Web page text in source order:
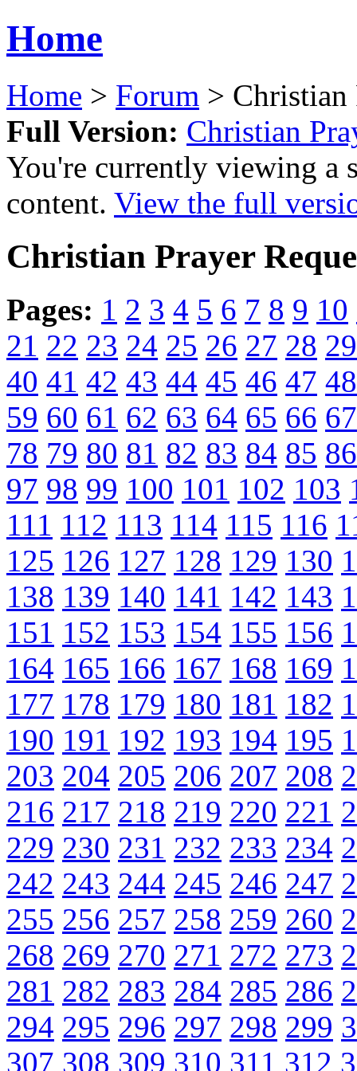
Home
Home > Forum > Christian
Full Version: Christian
You're currently viewing a
content. View the full
Christian Prayer
Pages: 1 2 3 4 5 6 7 8 9 10
21 22 23 24 25 26 27 28 29
40 41 42 43 44 45 46 47 48
59 60 61 62 63 64 65 66 67
78 79 80 81 82 83 84 85 86
97 98 99 100 101 102 103
111 112 113 114 115 116
125 126 127 128 129 130
138 139 140 141 142 143
151 152 153 154 155 156
164 165 166 167 168 169
177 178 179 180 181 182
190 191 192 193 194 195
203 204 205 206 207 208
216 217 218 219 220 221
229 230 231 232 233 234
242 243 244 245 246 247
255 256 257 258 259 260
268 269 270 271 272 273
281 282 283 284 285 286
294 295 296 297 298 299
307 308 309 310 311 312